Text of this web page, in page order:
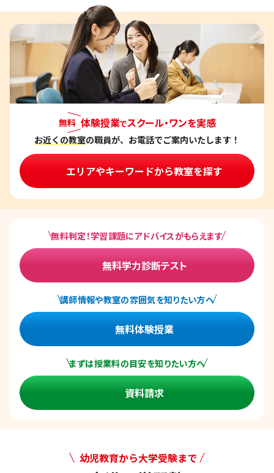
無料 体験授業でスクール・ワンを実感
お近くの教室の職員が、お電話でご案内いたします！
エリアやキーワードから教室を探す
無料判定！学習課題にアドバイスがもらえます
無料学力診断テスト
講師情報や教室の雰囲気を知りたい方へ
無料体験授業
まずは授業料の目安を知りたい方へ
資料請求
幼児教育から大学受験まで